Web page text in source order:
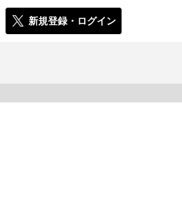
新規登録・ログイン